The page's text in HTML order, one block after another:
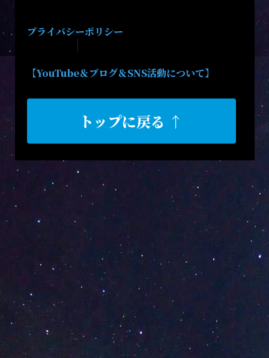
プライバシーポリシー
【YouTube＆ブログ＆SNS活動について】
トップに戻る ↑